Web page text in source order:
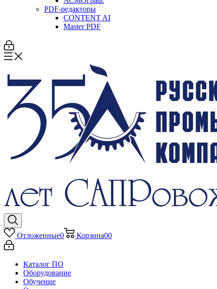
PDF-редакторы
CONTENT AI
Master PDF
Отложенные0 Корзина00
Каталог ПО
Оборудование
Обучение